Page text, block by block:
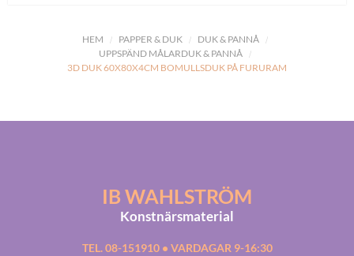
HEM PAPPER & DUK
DUK & PANNÅ
UPPSPÄND MÅLARDUK & PANNÅ
3D DUK 60X80X4CM BOMULLSDUK PÅ FURURAM
IB WAHLSTRÖM
Konstnärsmaterial
TEL. 08-151910 • VARDAGAR 9-16:30